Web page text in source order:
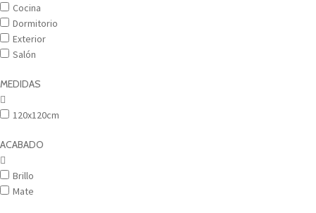
Cocina
Dormitorio
Exterior
Salón
MEDIDAS
120x120cm
ACABADO
Brillo
Mate